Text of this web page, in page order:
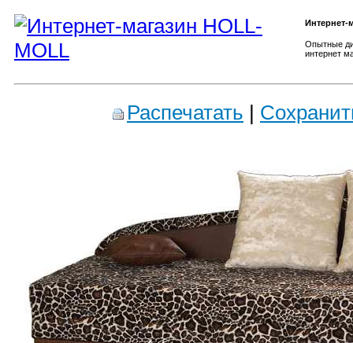
Интернет-
Опытные
интернет
Распечатать |